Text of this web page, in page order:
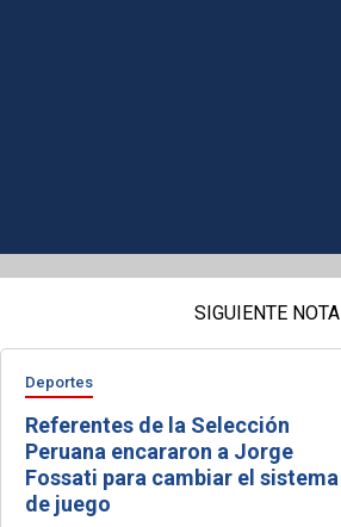
SIGUIENTE NOTA
Deportes
Referentes de la Selección
Peruana encararon a Jorge
Fossati para cambiar el sistema
de juego